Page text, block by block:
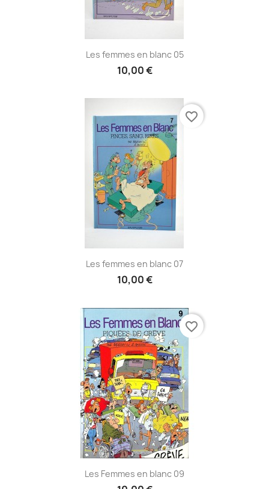
Les femmes en blanc 05
10,00 €
Les femmes en blanc 07
10,00 €
favorite_border
Les Femmes en blanc 09
favorite_border